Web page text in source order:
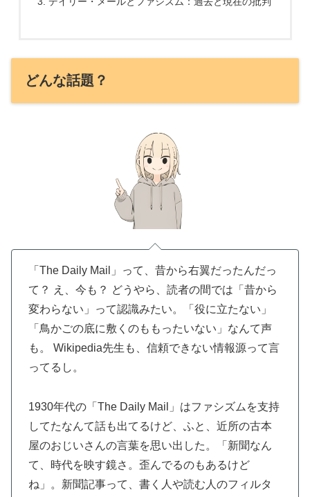
どんな話題？
「The Daily Mail」って、昔から右翼だったんだっ
て？ え、今も？ どうやら、読者の間では「昔から
変わらない」って認識みたい。「役に立たない」
「鳥かごの底に敷くのももったいない」なんて声
も。 Wikipedia先生も、信頼できない情報源って言
ってるし。
1930年代の「The Daily Mail」はファシズムを支持
してたなんて話も出てるけど、ふと、近所の古本
屋のおじいさんの言葉を思い出した。「新聞なん
て、時代を映す鏡さ。歪んでるのもあるけど
ね」。新聞記事って、書く人や読む人のフィルタ